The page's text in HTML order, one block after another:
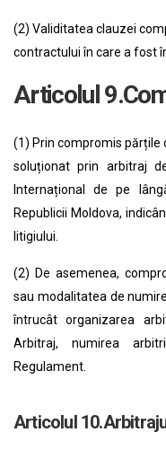
(2) Validitatea clauzei
contractului în care a fost
Articolul
(1) Prin compromis părțile
soluționat prin arbitraj
Internațional de pe
Republicii Moldova,
litigiului.
(2) De asemenea,
sau modalitatea de
întrucât organizarea
Arbitraj, numirea
Regulament.
Articolul